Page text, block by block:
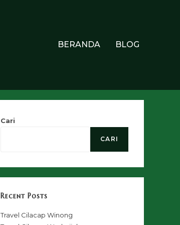
BERANDA BLOG
Cari
CARI
Recent Posts
Travel Cilacap Winong